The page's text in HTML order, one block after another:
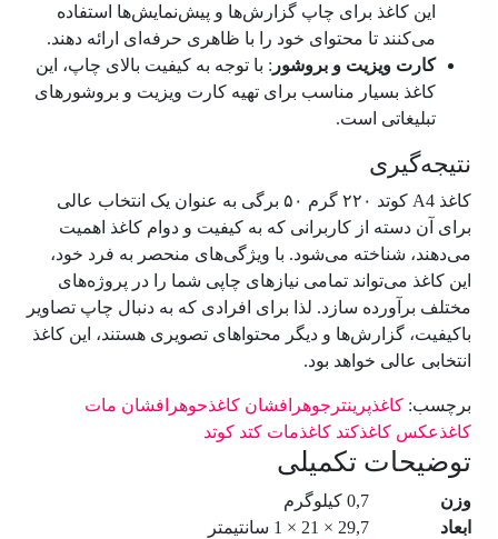
این کاغذ برای چاپ گزارش‌ها و پیش‌نمایش‌ها استفاده
می‌کنند تا محتوای خود را با ظاهری حرفه‌ای ارائه دهند.
کارت ویزیت و بروشور : با توجه به کیفیت بالای چاپ، این
کاغذ بسیار مناسب برای تهیه کارت ویزیت و بروشورهای
تبلیغاتی است.
نتیجه‌گیری
کاغذ A4 کوتد ۲۲۰ گرم ۵۰ برگی به عنوان یک انتخاب عالی
برای آن دسته از کاربرانی که به کیفیت و دوام کاغذ اهمیت
می‌دهند، شناخته می‌شود. با ویژگی‌های منحصر به فرد خود،
این کاغذ می‌تواند تمامی نیازهای چاپی شما را در پروژه‌های
مختلف برآورده سازد. لذا برای افرادی که به دنبال چاپ تصاویر
باکیفیت، گزارش‌ها و دیگر محتواهای تصویری هستند، این کاغذ
انتخابی عالی خواهد بود.
برچسب: کاغذپرینترجوهرافشان کاغذحوهرافشان مات
کاغذعکس کاغذکتد کاغذمات کتد کوتد
توضیحات تکمیلی
وزن
0,7 کیلوگرم
ابعاد
29,7 × 21 × 1 سانتیمتر